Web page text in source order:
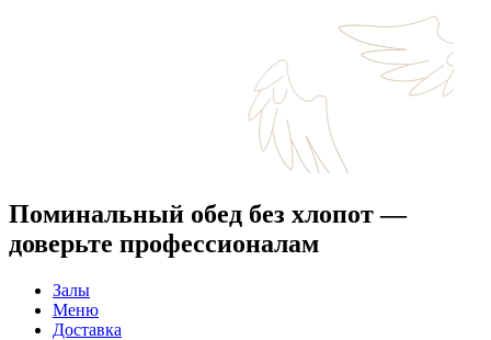
Поминальный обед без хлопот —
доверьте профессионалам
Залы
Меню
Доставка